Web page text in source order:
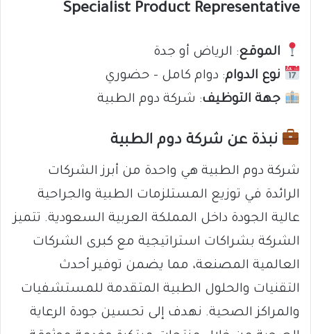
Specialist Product Representative
الموقع: الرياض أو جدة
نوع الدوام: دوام كامل – حضوري
جهة التوظيف: شركة دوم الطبية
نبذة عن شركة دوم الطبية
شركة دوم الطبية هي واحدة من أبرز الشركات
الرائدة في توزيع المستلزمات الطبية والجراحية
عالية الجودة داخل المملكة العربية السعودية. تتميز
الشركة بشراكات استراتيجية مع كبرى الشركات
العالمية المصنعة، مما يضمن توفير أحدث
التقنيات والحلول الطبية المتقدمة للمستشفيات
والمراكز الصحية. نهدف إلى تحسين جودة الرعاية